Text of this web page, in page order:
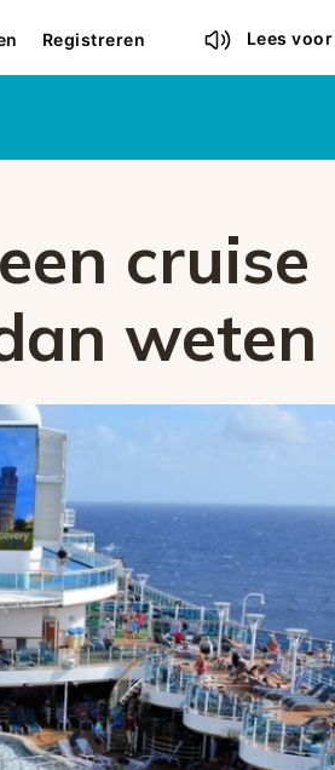
Registreren Lees voor
cruise
weten